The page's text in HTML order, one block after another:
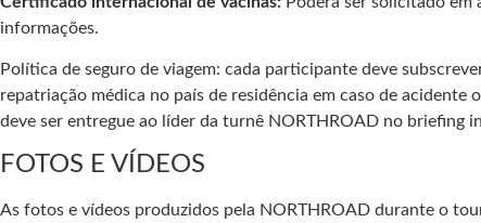
informações.
Política de seguro de viagem: cada participante deve
repatriação médica no país de residência em caso de acidente
deve ser entregue ao líder da turnê NORTHROAD no briefing
FOTOS E VÍDEOS
As fotos e vídeos produzidos pela NORTHROAD durante o